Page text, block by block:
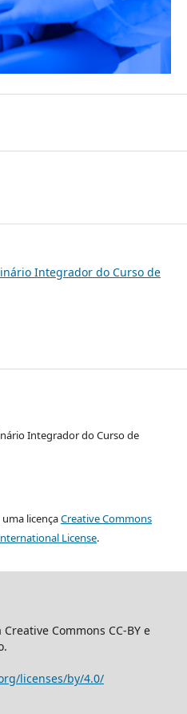
Integrador do Curso de
Integrador do Curso de
licençaCreative Commons
License.
Commons CC-BY e
licenses/by/4.0/